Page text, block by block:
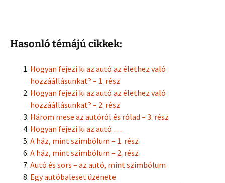
Hasonló témájú cikkek:
Hogyan fejezi ki az autó az élethez való
hozzáállásunkat? – 1. rész
Hogyan fejezi ki az autó az élethez való
hozzáállásunkat? – 2. rész
Három mese az autóról és rólad – 3. rész
Hogyan fejezi ki az autó …
A ház, mint szimbólum – 1. rész
A ház, mint szimbólum – 2. rész
Autó és sors – az autó, mint szimbólum
Egy autóbaleset üzenete